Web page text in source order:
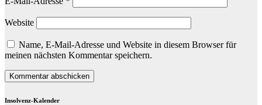
Website
Name, E-Mail-Adresse und Website in diesem Browser für
meinen nächsten Kommentar speichern.
Insolvenz-Kalender